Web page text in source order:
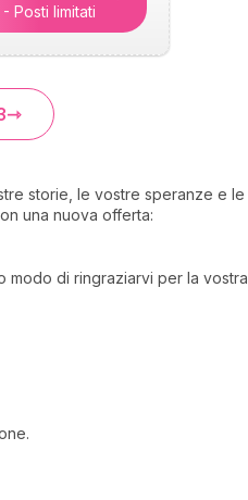
- Posti limitati
storie, le vostre speranze e le
una nuova offerta:
modo di ringraziarvi per la vostra